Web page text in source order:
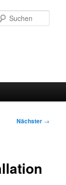
Nächster →